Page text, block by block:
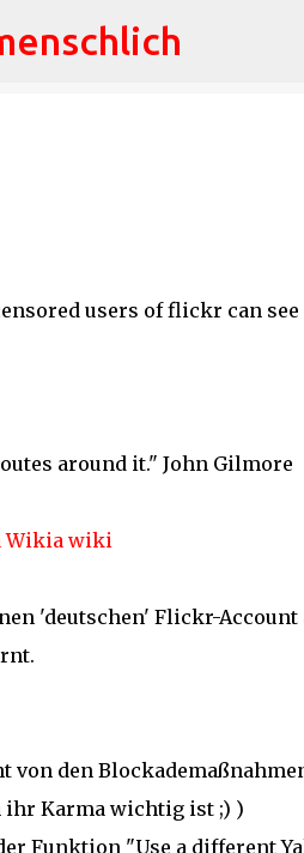
Direkt zum
users of flickr can
around it." John Gilmore
Wikia wiki
'deutschen' Flickr-Account
den
ihr Karma wichtig ist ;) )
Funktion "Use a different